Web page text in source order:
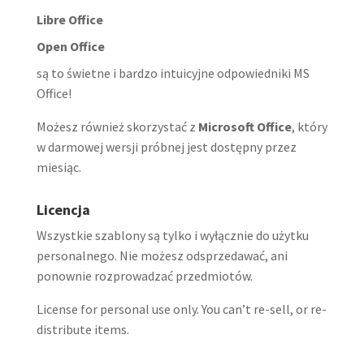
Libre Office
Open Office
są to świetne i bardzo intuicyjne odpowiedniki MS
Office!
Możesz również skorzystać z Microsoft Office, który
w darmowej wersji próbnej jest dostępny przez
miesiąc.
Licencja
Wszystkie szablony są tylko i wyłącznie do użytku
personalnego. Nie możesz odsprzedawać, ani
ponownie rozprowadzać przedmiotów.
License for personal use only. You can’t re-sell, or re-
distribute items.